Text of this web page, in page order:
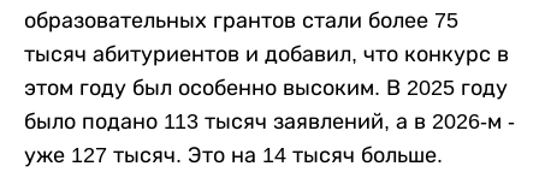
образовательных грантов стали более 75
тысяч абитуриентов и добавил, что конкурс в
этом году был особенно высоким. В 2025 году
было подано 113 тысяч заявлений, а в 2026-м -
уже 127 тысяч. Это на 14 тысяч больше.